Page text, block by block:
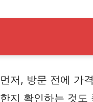
저, 방문 전에 가
지 확인하는 것